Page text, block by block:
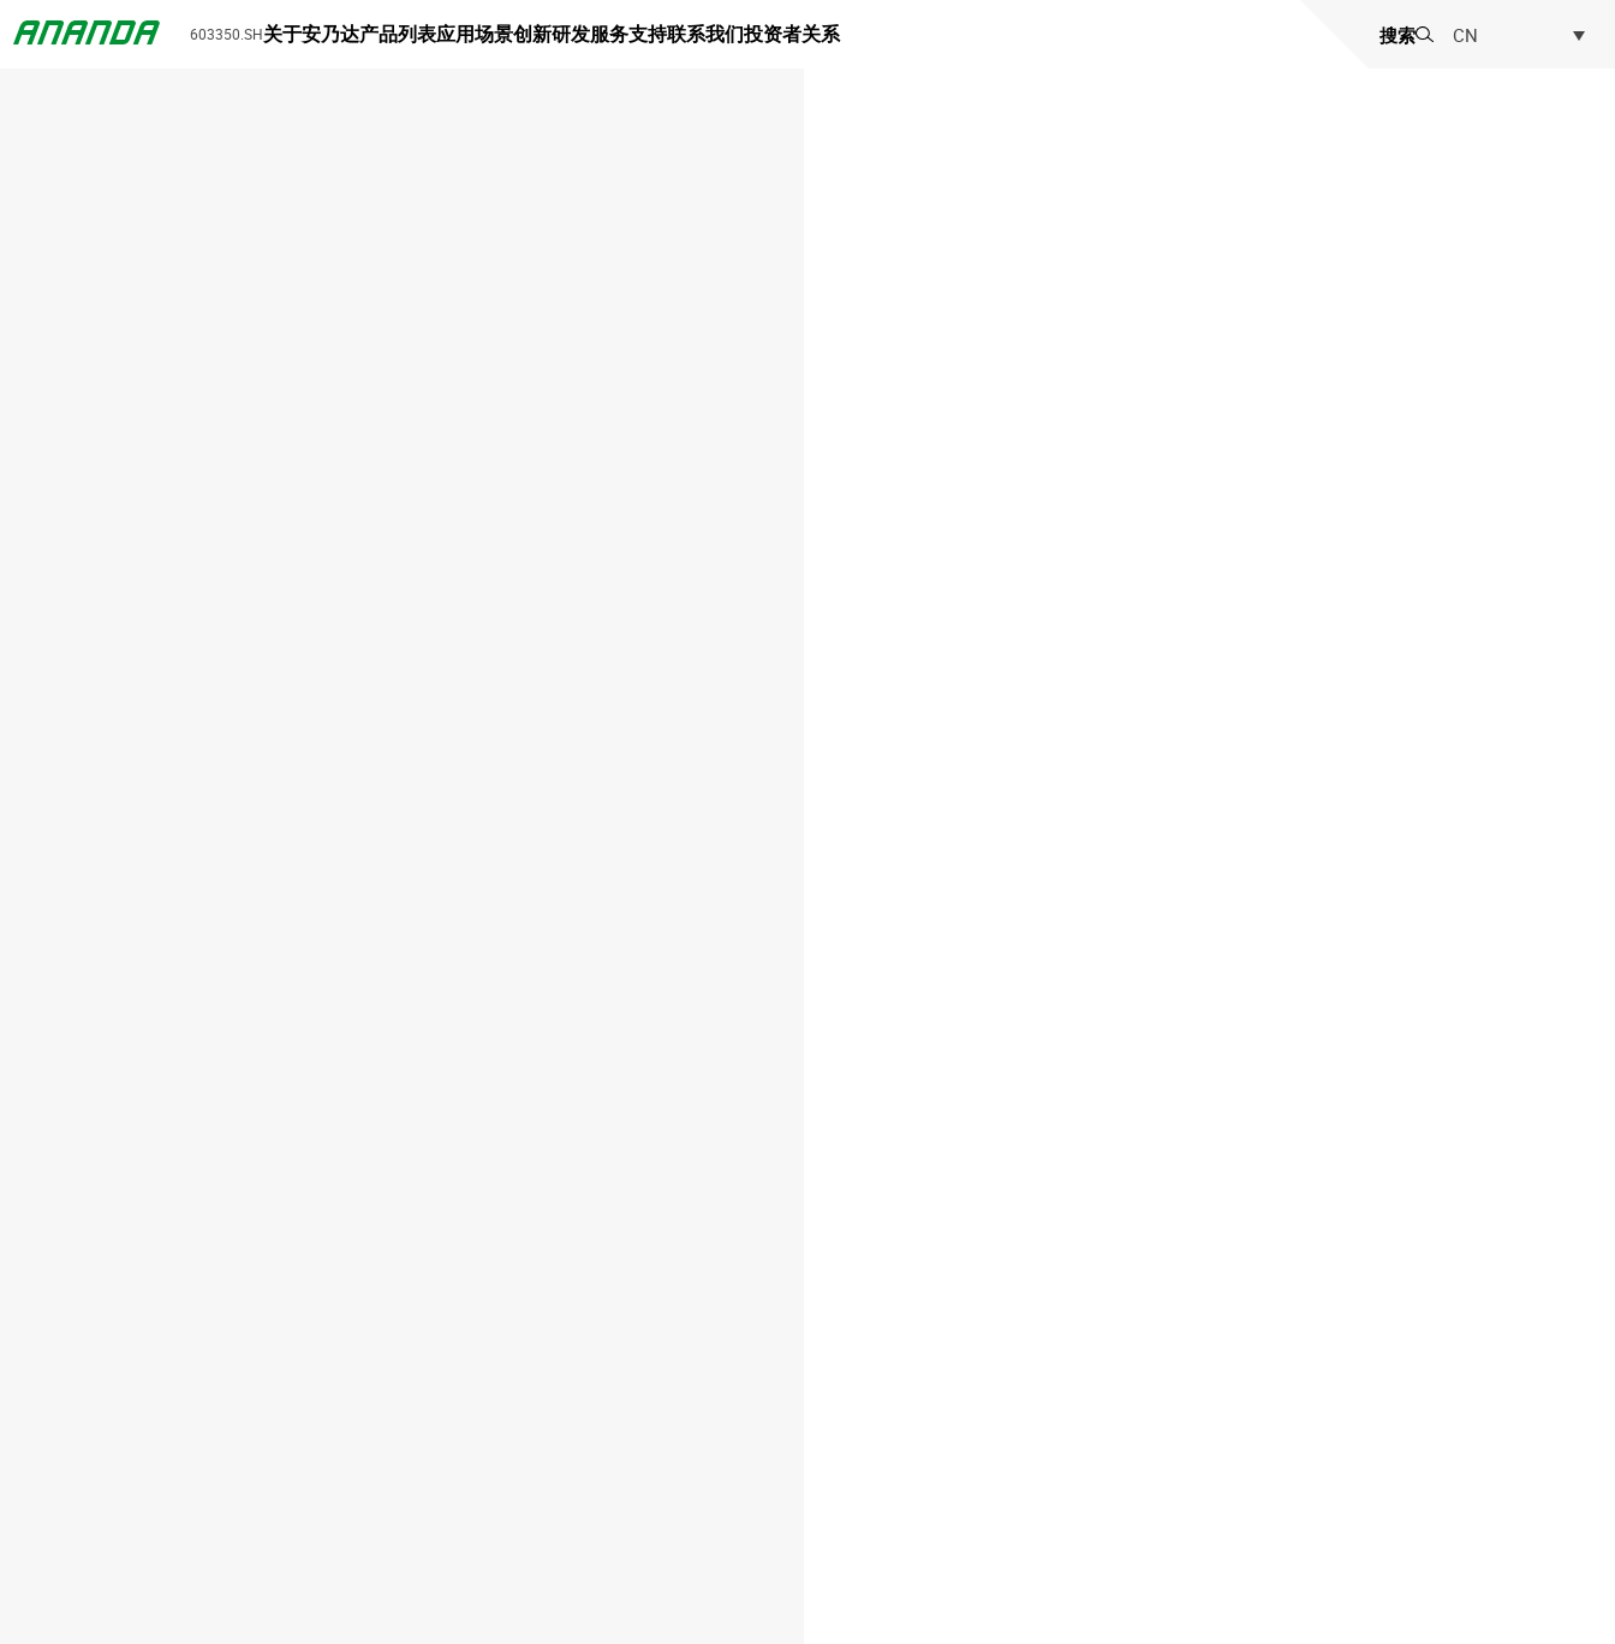
603350.SH关于安乃达产品列表应用场景创新研发服务支持联系我们投资者关系 搜索 CN